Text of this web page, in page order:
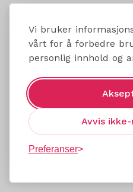
Vi bruker
vårt for å forbedre
personlig innhold og
Avvis
Preferanser